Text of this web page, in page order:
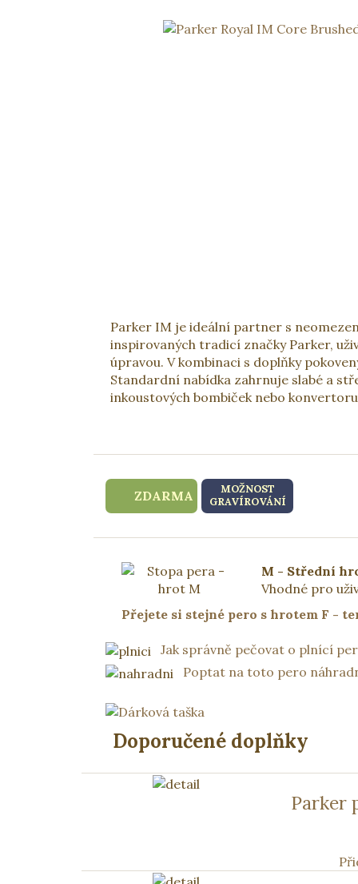
Parker IM je ideální partner s
inspirovaných tradicí značky Parker,
úpravou. V kombinaci s doplňky
Standardní nabídka zahrnuje slabé a
inkoustových bombiček nebo
ZDARMA
MOŽNOST
GRAVÍROVÁNÍ
M - Střední
Vhodné pro
Přejete si stejné pero s hrotem F -
Jak správně pečovat o plnící
Poptat na toto pero
Doporučené doplňky
Parker